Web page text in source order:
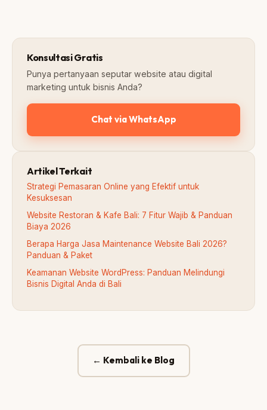
Konsultasi Gratis
Punya pertanyaan seputar website atau digital
marketing untuk bisnis Anda?
Chat via WhatsApp
Artikel Terkait
Strategi Pemasaran Online yang Efektif untuk
Kesuksesan
Website Restoran & Kafe Bali: 7 Fitur Wajib & Panduan
Biaya 2026
Berapa Harga Jasa Maintenance Website Bali 2026?
Panduan & Paket
Keamanan Website WordPress: Panduan Melindungi
Bisnis Digital Anda di Bali
← Kembali ke Blog